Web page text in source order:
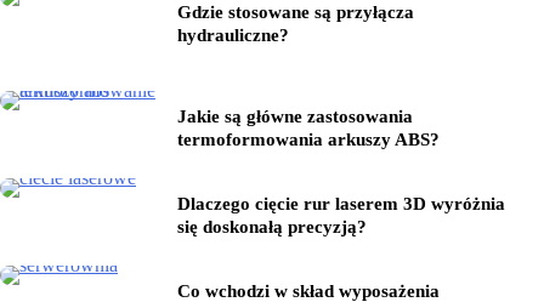
Gdzie stosowane są przyłącza
hydrauliczne?
Jakie są główne zastosowania
termoformowania arkuszy ABS?
Dlaczego cięcie rur laserem 3D wyróżnia
się doskonałą precyzją?
Co wchodzi w skład wyposażenia